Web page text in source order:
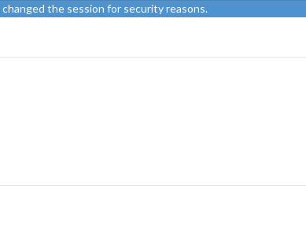
the session for security reasons.